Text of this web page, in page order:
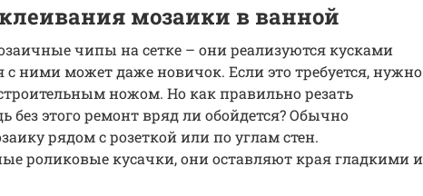
мозаики в ванной
чипы на сетке – они реализуются кусками
с ними может даже новичок. Если это требуется, нужно
ножом. Но как правильно резать
без этого ремонт вряд ли обойдется? Обычно
рядом с розеткой или по углам стен.
роликовые кусачки, они оставляют края гладкими и